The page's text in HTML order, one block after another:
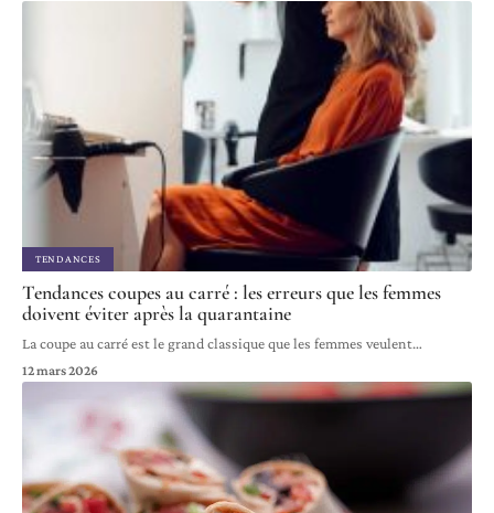
TENDANCES
Tendances coupes au carré : les erreurs que les femmes
doivent éviter après la quarantaine
La coupe au carré est le grand classique que les femmes veulent…
12 mars 2026